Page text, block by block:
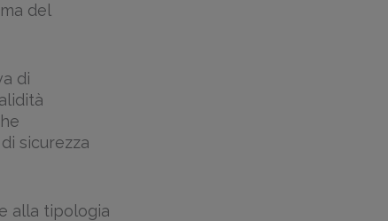
del
di
sicurezza
alla tipologia